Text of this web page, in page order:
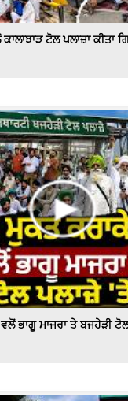
ਟੋਲ ਪਲਾਜ਼ਾ ਕੀਤਾ
ਭਾਗੂ ਮਾਜਰਾ ਤੇ ਬਜਹੇੜੀ